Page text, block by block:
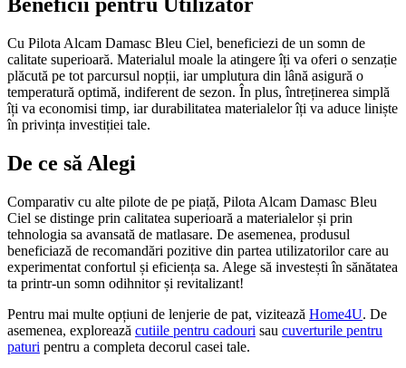
Cu Pilota Alcam Damasc Bleu Ciel, beneficiezi de un somn de
calitate superioară. Materialul moale la atingere îți va oferi o senzație
plăcută pe tot parcursul nopții, iar umplutura din lână asigură o
temperatură optimă, indiferent de sezon. În plus, întreținerea simplă
îți va economisi timp, iar durabilitatea materialelor îți va aduce liniște
în privința investiției tale.
De ce să Alegi
Comparativ cu alte pilote de pe piață, Pilota Alcam Damasc Bleu
Ciel se distinge prin calitatea superioară a materialelor și prin
tehnologia sa avansată de matlasare. De asemenea, produsul
beneficiază de recomandări pozitive din partea utilizatorilor care au
experimentat confortul și eficiența sa. Alege să investești în sănătatea
ta printr-un somn odihnitor și revitalizant!
Pentru mai multe opțiuni de lenjerie de pat, vizitează Home4U. De
asemenea, explorează cutiile pentru cadouri sau cuverturile pentru
paturi pentru a completa decorul casei tale.